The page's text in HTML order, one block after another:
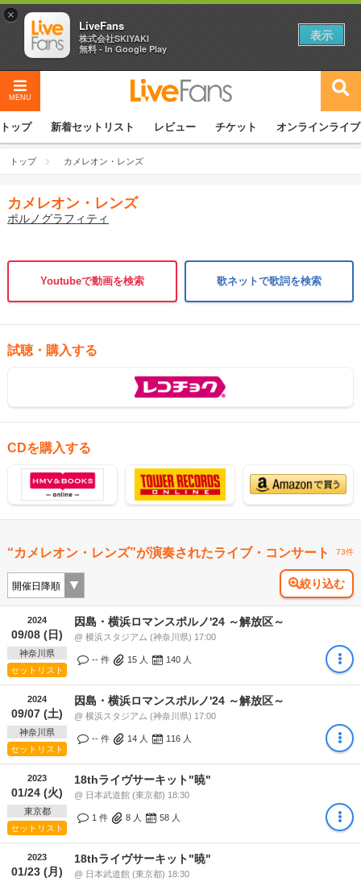
MENU
トップ 新着セットリスト レビュー チケット オンラインライブ
トップ カメレオン・レンズ
カメレオン・レンズ
ポルノグラフィティ
Youtubeで動画を検索 歌ネットで歌詞を検索
試聴・購入する
CDを購入する
“カメレオン・レンズ”が演奏されたライブ・コンサート 73件
絞り込む
2024
09/08 (日)
神奈川県
セットリスト
因島・横浜ロマンスポルノ'24 ～解放区～
@ 横浜スタジアム (神奈川県) 17:00
-- 件 15 人 140 人
2024
09/07 (土)
神奈川県
セットリスト
因島・横浜ロマンスポルノ'24 ～解放区～
@ 横浜スタジアム (神奈川県) 17:00
-- 件 14 人 116 人
2023
01/24 (火)
東京都
セットリスト
18thライヴサーキット"暁"
@ 日本武道館 (東京都) 18:30
1 件 8 人 58 人
2023
01/23 (月)
18thライヴサーキット"暁"
@ 日本武道館 (東京都) 18:30
×
LiveFans
株式会社SKIYAKI
無料 - In Google Play
表示